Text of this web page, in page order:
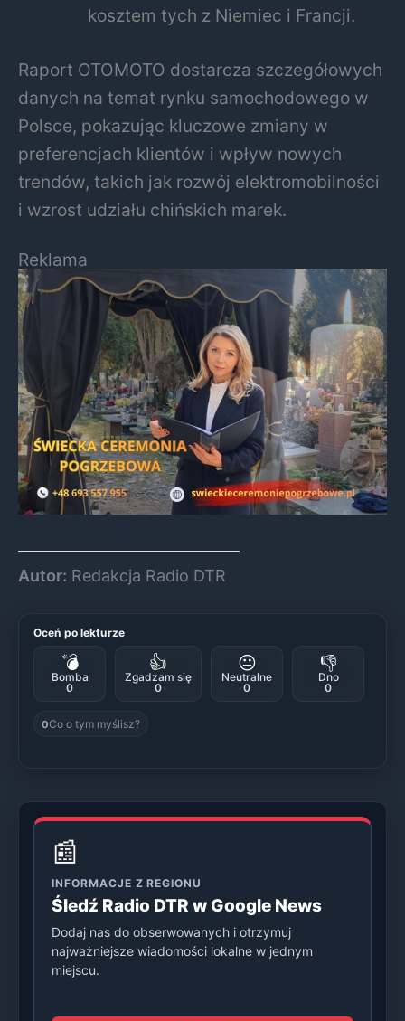
kosztem tych z Niemiec i Francji.
Raport OTOMOTO dostarcza szczegółowych
danych na temat rynku samochodowego w
Polsce, pokazując kluczowe zmiany w
preferencjach klientów i wpływ nowych
trendów, takich jak rozwój elektromobilności
i wzrost udziału chińskich marek.
Reklama
Autor: Redakcja Radio DTR
Oceń po lekturze
💣
Bomba
0
👍
Zgadzam się
0
😐
Neutralne
0
👎
Dno
0
0Co o tym myślisz?
📰
INFORMACJE Z REGIONU
Śledź Radio DTR w Google News
Dodaj nas do obserwowanych i otrzymuj
najważniejsze wiadomości lokalne w jednym
miejscu.